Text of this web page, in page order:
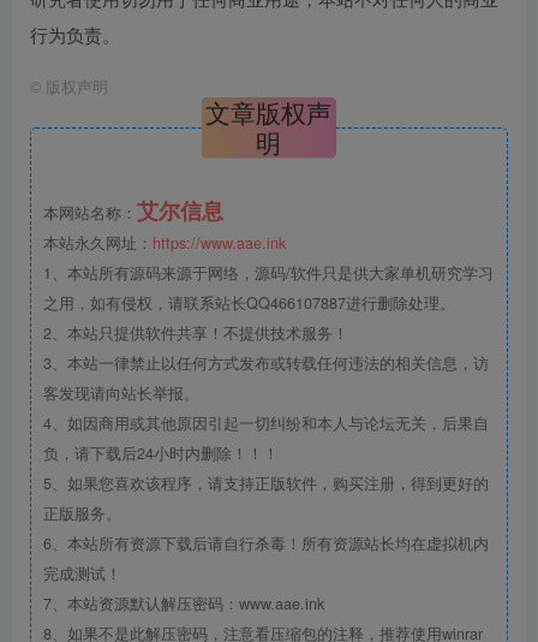
行为负责。
© 版权声明
文章版权声
明
本网站名称： 艾尔信息
本站永久网址： https://www.aae.ink
1、本站所有源码来源于网络，源码/软件只是供大家单机研究学习
之用，如有侵权，请联系站长QQ466107887进行删除处理。
2、本站只提供软件共享！不提供技术服务！
3、本站一律禁止以任何方式发布或转载任何违法的相关信息，访
客发现请向站长举报。
4、如因商用或其他原因引起一切纠纷和本人与论坛无关，后果自
负，请下载后24小时内删除！！！
5、如果您喜欢该程序，请支持正版软件，购买注册，得到更好的
正版服务。
6、本站所有资源下载后请自行杀毒！所有资源站长均在虚拟机内
完成测试！
7、本站资源默认解压密码：www.aae.ink
8、如果不是此解压密码，注意看压缩包的注释，推荐使用winrar